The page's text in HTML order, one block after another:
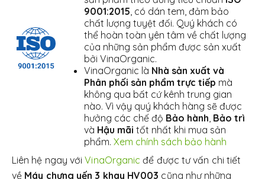
9001:2015 , có dán tem, đảm bảo
chất lượng tuyệt đối. Quý khách có
thể hoàn toàn yên tâm về chất lượng
của những sản phẩm được sản xuất
bởi VinaOrganic.
VinaOrganic là Nhà sản xuất và
Phân phối sản phẩm trực tiếp mà
không qua bất cứ kênh trung gian
nào. Vì vậy quý khách hàng sẽ được
hưởng các chế độ Bảo hành Bảo trì
và Hậu mãi tốt nhất khi mua sản
phẩm. Xem chính sách bảo hành
Liên hệ ngay vớiVinaOrganic để được tư vấn chi tiết
về Máy chưng yến 3 khay HV003 cũng như những